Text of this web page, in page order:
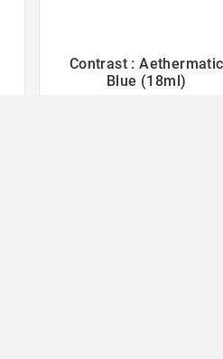
 
Contrast : Aethermatic
Blue (18ml)